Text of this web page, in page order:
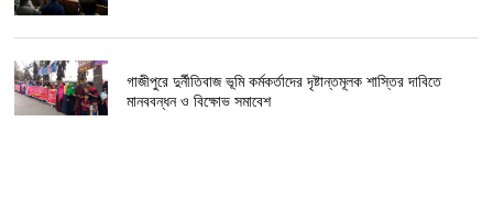
গাজীপুরে দুর্নীতিবাজ ভূমি কর্মকর্তাদের দৃষ্টান্তমূলক শাস্তির দাবিতে
মানববন্ধন ও বিক্ষোভ সমাবেশ